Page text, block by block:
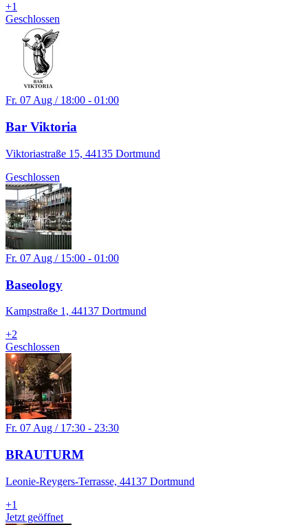
+1
Geschlossen
Fr. 07 Aug / 18:00 - 01:00
Bar Viktoria
Viktoriastraße 15, 44135 Dortmund
Geschlossen
Fr. 07 Aug / 15:00 - 01:00
Baseology
Kampstraße 1, 44137 Dortmund
+2
Geschlossen
Fr. 07 Aug / 17:30 - 23:30
BRAUTURM
Leonie-Reygers-Terrasse, 44137 Dortmund
+1
Jetzt geöffnet